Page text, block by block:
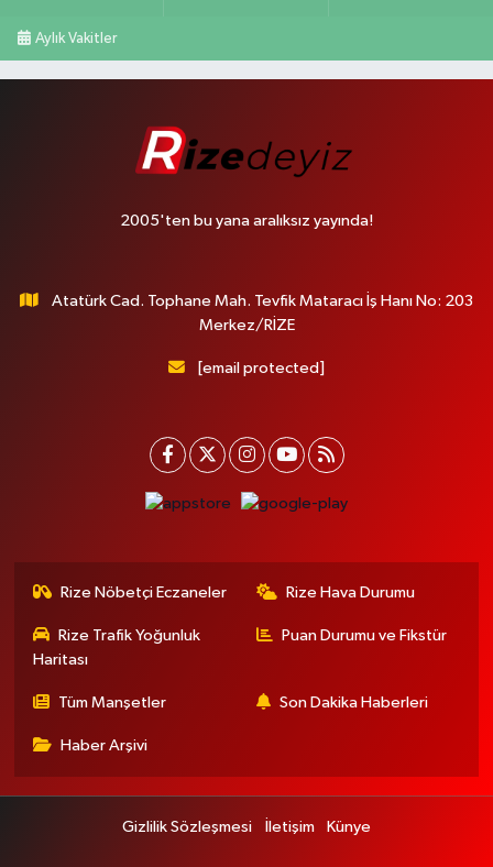
Aylık Vakitler
2005'ten bu yana aralıksız yayında!
Atatürk Cad. Tophane Mah. Tevfik Mataracı İş Hanı No: 203
Merkez/RİZE
[email protected]
Rize Nöbetçi Eczaneler Rize Hava Durumu
Rize Trafik Yoğunluk
Haritası
Puan Durumu ve Fikstür
Tüm Manşetler Son Dakika Haberleri
Haber Arşivi
Gizlilik Sözleşmesi İletişim Künye